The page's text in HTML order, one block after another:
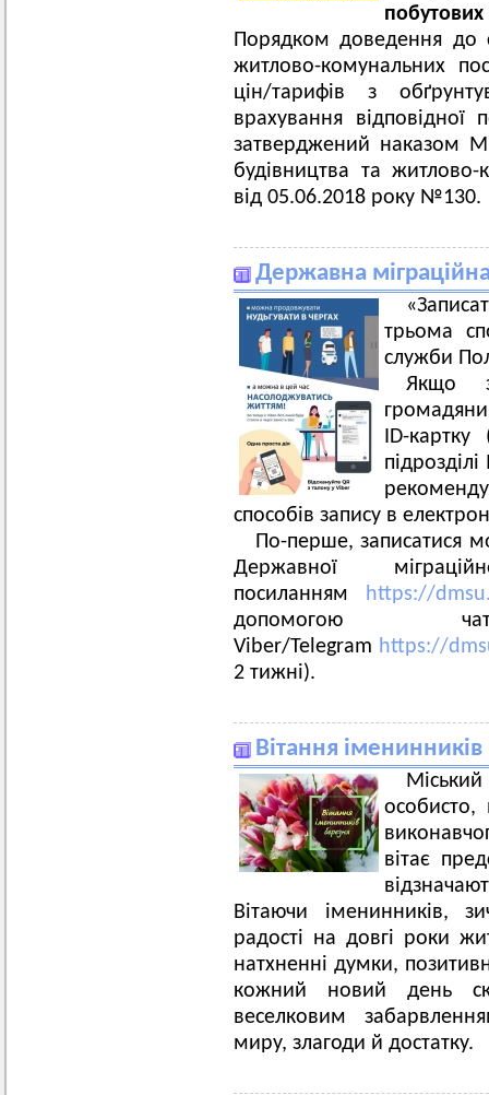
Порядком доведення до
житлово-комунальних
цін/тарифів з
врахування відповідної
затверджений наказом
будівництва та житлово-
від 05.06.2018 року №130.
Державна
трьома
служби
Якщо
ID-
способів запису в
По-перше, записатися
Державної
посиланням https://
допомогою
Viber/Telegram https://
2 тижні).
Вітання
особисто,
вітає
Вітаючи іменинників,
радості на довгі роки
натхненні думки,
кожний новий день
веселковим
миру, злагоди й достатку.